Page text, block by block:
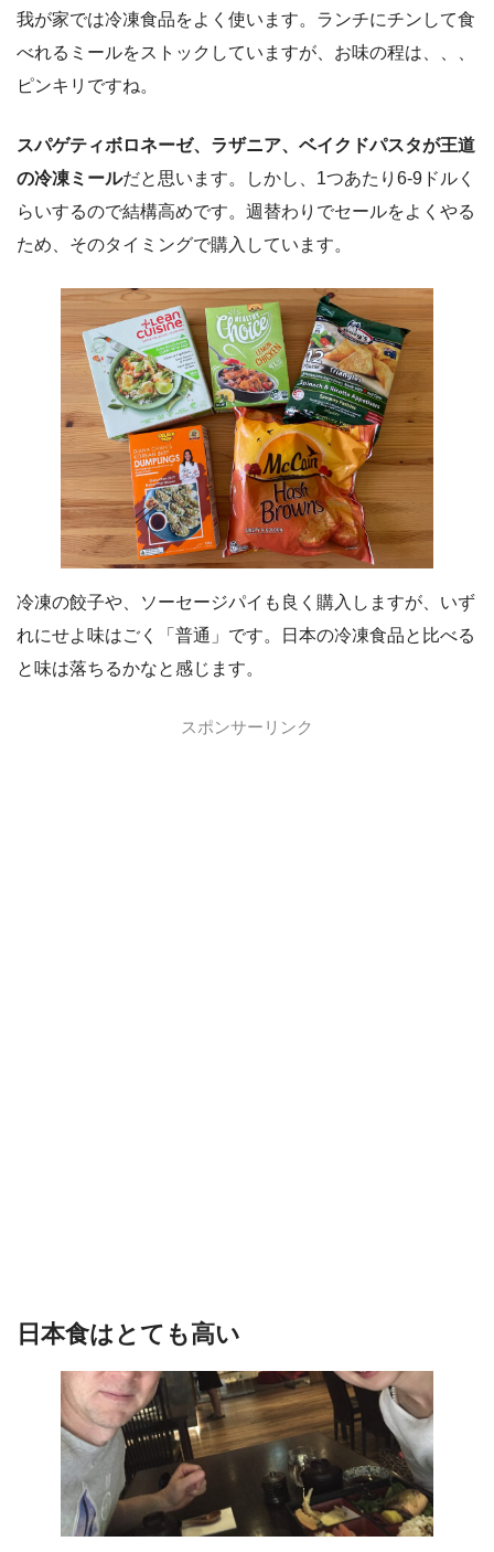
我が家では冷凍食品をよく使います。ランチにチンして食
べれるミールをストックしていますが、お味の程は、、、
ピンキリですね。
スパゲティボロネーゼ、ラザニア、ベイクドパスタが王道
の冷凍ミールだと思います。しかし、1つあたり6-9ドルく
らいするので結構高めです。週替わりでセールをよくやる
ため、そのタイミングで購入しています。
冷凍の餃子や、ソーセージパイも良く購入しますが、いず
れにせよ味はごく「普通」です。日本の冷凍食品と比べる
と味は落ちるかなと感じます。
スポンサーリンク
日本食はとても高い